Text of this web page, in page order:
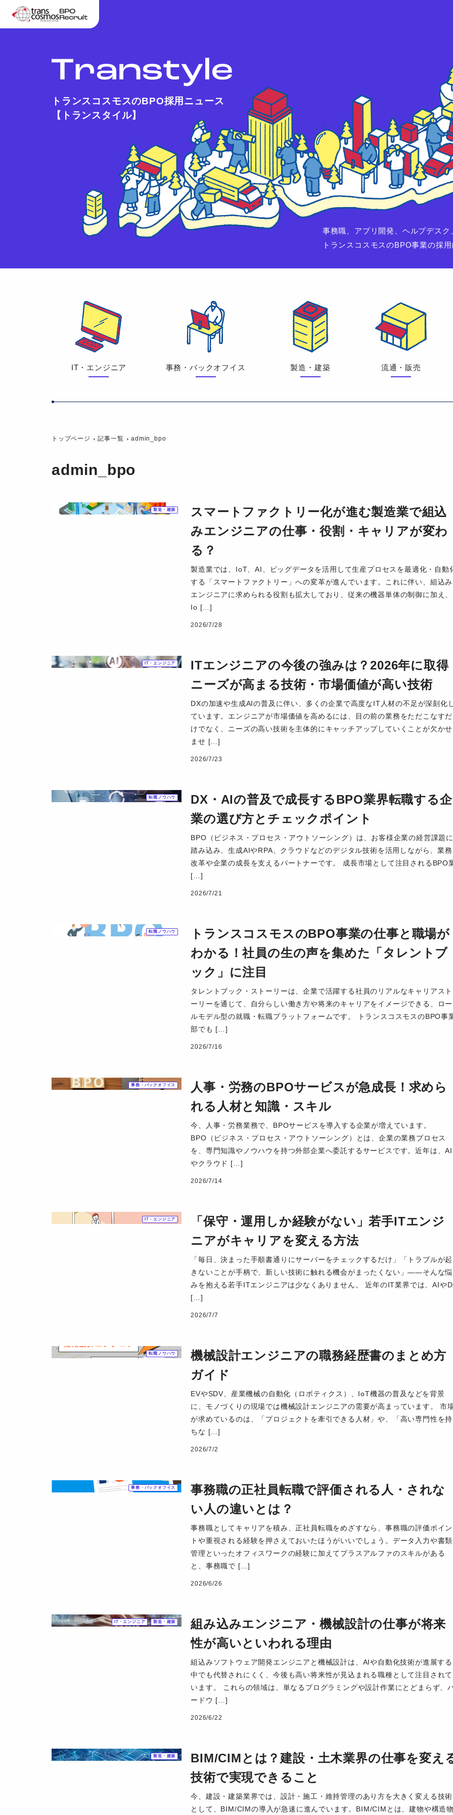
トップページ 記事一覧 admin_bpo
トランスコスモスのBPO採用ニュース
【トランスタイル】
事務職、アプリ開発、ヘルプデス
トランスコスモスのBPO事業の採
IT・エンジニア 事務・バックオフイス 製造・建築 流通・販売
admin_bpo
製造・建築
スマートファクトリー化が進む製造業で組込
みエンジニアの仕事・役割・キャリアが変わ
る？
製造業では、IoT、AI、ビッグデータを活用して生産プロセスを最適化・自動
する「スマートファクトリー」への変革が進んでいます。これに伴い、組込み
エンジニアに求められる役割も拡大しており、従来の機器単体の制御に加え、
Io […]
2026/7/28
IT・エンジニア
ITエンジニアの今後の強みは？2026年に取得
ニーズが高まる技術・市場価値が高い技術
DXの加速や生成AIの普及に伴い、多くの企業で高度なIT人材の不足が深刻化
ています。エンジニアが市場価値を高めるには、目の前の業務をただこなすだ
けでなく、ニーズの高い技術を主体的にキャッチアップしていくことが欠かせ
ませ […]
2026/7/23
転職ノウハウ
DX・AIの普及で成長するBPO業界転職する企
業の選び方とチェックポイント
BPO（ビジネス・プロセス・アウトソーシング）は、お客様企業の経営課題に
踏み込み、生成AIやRPA、クラウドなどのデジタル技術を活用しながら、業務
改革や企業の成長を支えるパートナーです。 成長市場として注目されるBPO
[…]
2026/7/21
転職ノウハウ
トランスコスモスのBPO事業の仕事と職場が
わかる！社員の生の声を集めた「タレントブ
ック」に注目
タレントブック・ストーリーは、企業で活躍する社員のリアルなキャリアスト
ーリーを通じて、自分らしい働き方や将来のキャリアをイメージできる、ロー
ルモデル型の就職・転職プラットフォームです。 トランスコスモスのBPO事
部でも […]
2026/7/16
事務・バックオフイス
人事・労務のBPOサービスが急成長！求めら
れる人材と知識・スキル
今、人事・労務業務で、BPOサービスを導入する企業が増えています。
BPO（ビジネス・プロセス・アウトソーシング）とは、企業の業務プロセス
を、専門知識やノウハウを持つ外部企業へ委託するサービスです。近年は、AI
やクラウド […]
2026/7/14
IT・エンジニア
「保守・運用しか経験がない」若手ITエンジ
ニアがキャリアを変える方法
「毎日、決まった手順書通りにサーバーをチェックするだけ」「トラブルが起
きないことが手柄で、新しい技術に触れる機会がまったくない」——そんな悩
みを抱える若手ITエンジニアは少なくありません。 近年のIT業界では、AIや
[…]
2026/7/7
転職ノウハウ
機械設計エンジニアの職務経歴書のまとめ方
ガイド
EVやSDV、産業機械の自動化（ロボティクス）、IoT機器の普及などを背景
に、モノづくりの現場では機械設計エンジニアの需要が高まっています。 市
が求めているのは、「プロジェクトを牽引できる人材」や、「高い専門性を持
ちな […]
2026/7/2
事務・バックオフイス
事務職の正社員転職で評価される人・されな
い人の違いとは？
事務職としてキャリアを積み、正社員転職をめざすなら、事務職の評価ポイン
トや重視される経験を押さえておいたほうがいいでしょう。データ入力や書類
管理といったオフィスワークの経験に加えてプラスアルファのスキルがある
と、事務職で […]
2026/6/26
IT・エンジニア 製造・建築
組み込みエンジニア・機械設計の仕事が将来
性が高いといわれる理由
組込みソフトウェア開発エンジニアと機械設計は、AIや自動化技術が進展する
中でも代替されにくく、今後も高い将来性が見込まれる職種として注目されて
います。 これらの領域は、単なるプログラミングや設計作業にとどまらず、
ードウ […]
2026/6/22
製造・建築
BIM/CIMとは？建設・土木業界の仕事を変え
技術で実現できること
今、建設・建築業界では、設計・施工・維持管理のあり方を大きく変える技術
として、BIM/CIMの導入が急速に進んでいます。BIM/CIMとは、建物や構造